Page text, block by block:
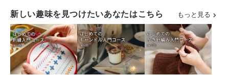
新しい趣味を見つけたいあなたはこちら もっと見る